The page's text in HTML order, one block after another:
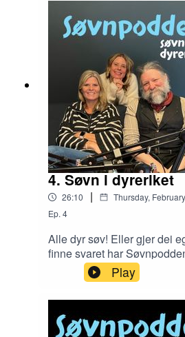
føreslår vi at du lytter til
kan du bli litt kjent med oss
driv med og kva vi tenker å
episodane framover
4. Søvn i dyreriket
26:10 | Thursday,
Ep. 4
Alle dyr søv! Eller gjer dei
finne svaret har
for å ta ein prat med zoolog
Naturhistorisk Museum.
om alt frå delfinar og fuglar
hjernen, til manetar som
hjerne.
Play